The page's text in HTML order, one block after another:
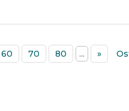
60 70 80 ... »